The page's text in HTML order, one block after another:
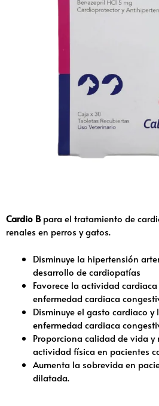
Cardio Bpara el tratamiento de
renales en perros y gatos.
Disminuye la hipertensión
desarrollo de cardiopatías
Favorece la actividad
enfermedad cardiaca
Disminuye el gasto cardiaco
enfermedad cardiaca
Proporciona calidad de vida
actividad física en pacientes
Aumenta la sobrevida en
dilatada.